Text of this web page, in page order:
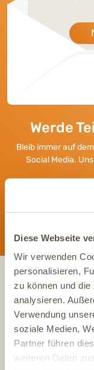
Diese Webseite
Wir verwenden
personalisieren,
zu können und
analysieren.
Verwendung
soziale Medien,
Partner führen
weiteren Daten
Werde
Bleib immer auf
Social Media.
KONTAKT
+49 (0)6504
Aus dem